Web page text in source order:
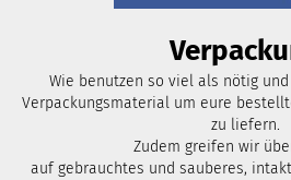
Wie benutzen so viel als nötig
Verpackungsmaterial um eure
zu liefern.
Zudem greifen wir
auf gebrauchtes und sauberes,